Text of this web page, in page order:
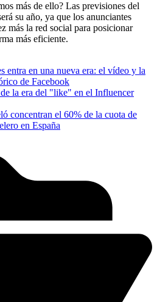
más de ello? Las previsiones del
su año, ya que los anunciantes
más la red social para posicionar
más eficiente.
entra en una nueva era: el vídeo y la
de Facebook
la era del "like" en el Influencer
concentran el 60% de la cuota de
en España